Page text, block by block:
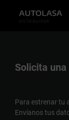
Solicita una
Para estrenar tu
Envíanos tus